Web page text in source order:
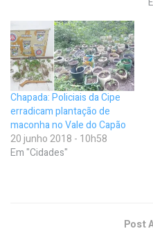
Chapada: Policiais da Cipe
erradicam plantação de
maconha no Vale do Capão
20 junho 2018 - 10h58
Em "Cidades"
Post